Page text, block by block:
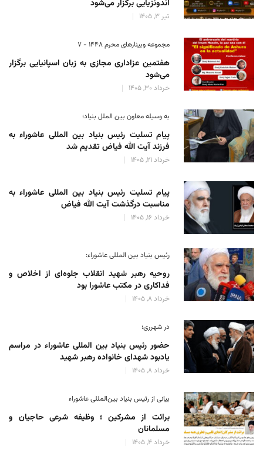
اندونزیایی برگزار می‌شود
تیر 3, 1405
مجموعه وبینارهای محرم 1448 - 7
هفتمین عزاداری مجازی به زبان اسپانیایی برگزار
می‌شود
خرداد 30, 1405
به وسیله معاون بین الملل بنیاد؛
پیام تسلیت رئیس بنیاد بین المللی عاشوراء به
فرزند آیت الله فیاض تقدیم شد
خرداد 21, 1405
پیام تسلیت رئیس بنیاد بین المللی عاشوراء به
مناسبت درگذشت آیت الله فیاض
خرداد 16, 1405
رئیس بنیاد بین المللی عاشوراء:
روحیه رهبر شهید انقلاب جلوه‌ای از اخلاص و
فداکاری در مکتب عاشورا بود
خرداد 8, 1405
در شهرری؛
حضور رئیس بنیاد بین المللی عاشوراء در مراسم
یادبود شهدای خانواده رهبر شهید
خرداد 8, 1405
بیانی از رئیس بنیاد بین‌المللی عاشوراء
برائت از مشرکین ؛ وظیفه شرعی حاجیان و
مسلمانان
خرداد 4, 1405